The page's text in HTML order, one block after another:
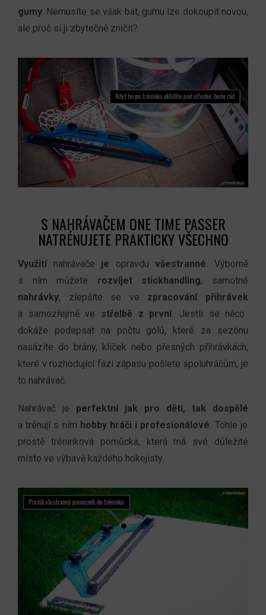
gumy. Nemusíte se však bát, gumu lze dokoupit novou,
ale proč si ji zbytečně zničit?
S NAHRÁVAČEM ONE TIME PASSER
NATRÉNUJETE PRAKTICKY VŠECHNO
Využitínahrávače je opravdu všestranné. Výborně
s ním můžete rozvíjet stickhandling, samotné
nahrávky, zlepšíte se ve zpracování přihrávek
a samozřejmě ve střelbě z první. Jestli se něco
dokáže podepsat na počtu gólů, které za sezónu
nasázíte do brány, kliček nebo přesných přihrávkách,
které v rozhodující fázi zápasu pošlete spoluhráčům, je
to nahrávač.
Nahrávač je perfektní jak pro děti, tak dospělé
a trénují s ním hobby hráči i profesionálové. Tohle je
prostě tréninková pomůcka, která má své důležité
místo ve výbavě každého hokejisty.